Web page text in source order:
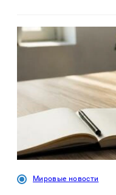
Мировые новости